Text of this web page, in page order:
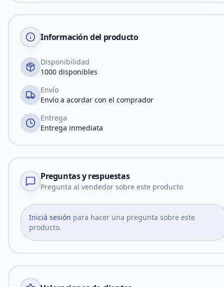
Información del producto
Disponibilidad
1000 disponibles
Envío
Envío a acordar con el comprador
Entrega
Entrega inmediata
Preguntas y respuestas
Pregunta al vendedor sobre este producto
Iniciá sesión para hacer una pregunta sobre este
producto.